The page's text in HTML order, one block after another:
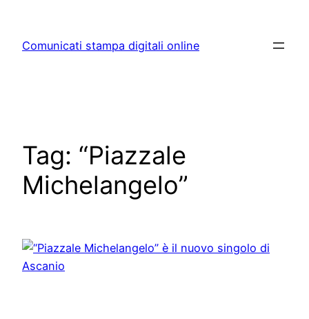
content
Comunicati stampa digitali online
Tag: “Piazzale
Michelangelo”